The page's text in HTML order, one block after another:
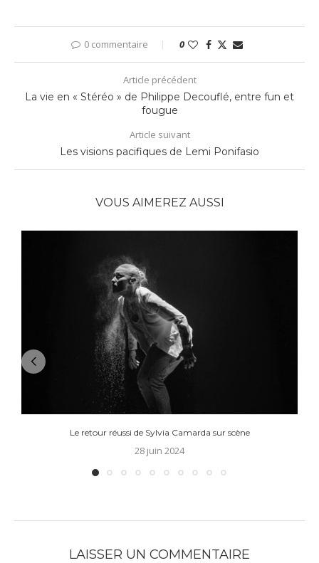
0 commentaire 0
Article précédent
La vie en « Stéréo » de Philippe Decouflé, entre fun et
fougue
Article suivant
Les visions pacifiques de Lemi Ponifasio
VOUS AIMEREZ AUSSI
Le retour réussi de Sylvia Camarda sur scène
28 juin 2024
LAISSER UN COMMENTAIRE